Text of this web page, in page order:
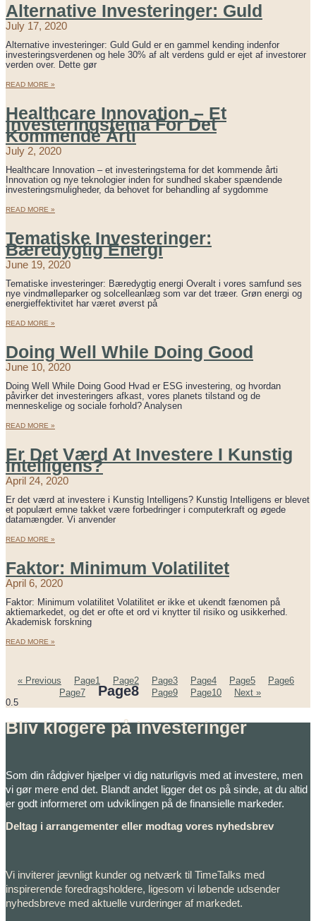
Alternative Investeringer: Guld
July 17, 2020
Alternative investeringer: Guld Guld er en gammel kending indenfor
investeringsverdenen og hele 30% af alt verdens guld er ejet af investorer
verden over. Dette gør
READ MORE »
Healthcare Innovation – Et
Investeringstema For Det
Kommende Årti
July 2, 2020
Healthcare Innovation – et investeringstema for det kommende årti
Innovation og nye teknologier inden for sundhed skaber spændende
investeringsmuligheder, da behovet for behandling af sygdomme
READ MORE »
Tematiske Investeringer:
Bæredygtig Energi
June 19, 2020
Tematiske investeringer: Bæredygtig energi Overalt i vores samfund ses
nye vindmølleparker og solcelleanlæg som var det træer. Grøn energi og
energieffektivitet har været øverst på
READ MORE »
Doing Well While Doing Good
June 10, 2020
Doing Well While Doing Good Hvad er ESG investering, og hvordan
påvirker det investeringers afkast, vores planets tilstand og de
menneskelige og sociale forhold? Analysen
READ MORE »
Er Det Værd At Investere I Kunstig
Intelligens?
April 24, 2020
Er det værd at investere i Kunstig Intelligens? Kunstig Intelligens er blevet
et populært emne takket være forbedringer i computerkraft og øgede
datamængder. Vi anvender
READ MORE »
Faktor: Minimum Volatilitet
April 6, 2020
Faktor: Minimum volatilitet Volatilitet er ikke et ukendt fænomen på
aktiemarkedet, og det er ofte et ord vi knytter til risiko og usikkerhed.
Akademisk forskning
READ MORE »
« Previous Page1 Page2 Page3 Page4 Page5 Page6
Page7 Page8 Page9 Page10 Next »
Bliv klogere på investeringer
Som din rådgiver hjælper vi dig naturligvis med at investere, men
vi gør mere end det. Blandt andet ligger det os på sinde, at du altid
er godt informeret om udviklingen på de finansielle markeder.
Deltag i arrangementer eller modtag vores nyhedsbrev
Vi inviterer jævnligt kunder og netværk til TimeTalks med
inspirerende foredragsholdere, ligesom vi løbende udsender
nyhedsbreve med aktuelle vurderinger af markedet.